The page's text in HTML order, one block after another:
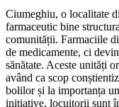
Ciumeghiu, o localitate
farmaceutic bine
comunității. Farmaciile
de medicamente, ci
sănătate. Aceste unități
având ca scop
bolilor și la importanța
inițiative, locuitorii sunt